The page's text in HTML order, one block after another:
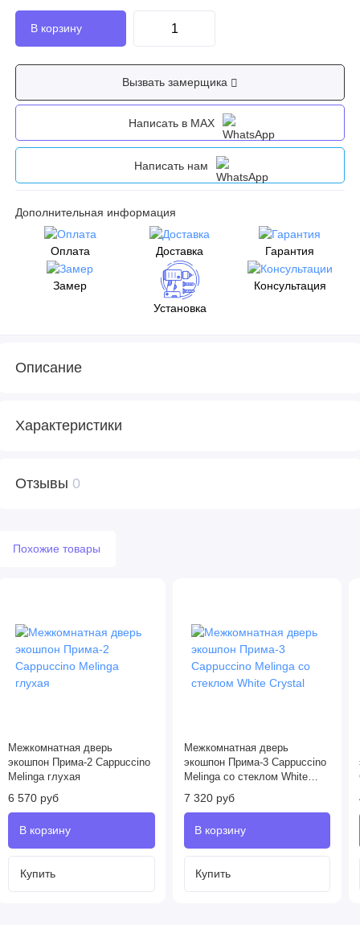
Вызвать замерщика
Написать в MAX
Написать нам
Дополнительная информация
Оплата Доставка Гарантия
Замер
Установка
Консультация
Описание
Характеристики
Отзывы 0
Похожие товары
Межкомнатная дверь
экошпон Прима-2 Cappuccino
Melinga глухая
6 570 руб
Купить
Межкомнатная дверь
экошпон Прима-3 Cappuccino
Melinga со стеклом White
Сrystal
7 320 руб
Купить